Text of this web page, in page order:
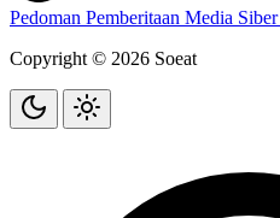
Pedoman Pemberitaan Media Siber
Copyright © 2026 Soeat